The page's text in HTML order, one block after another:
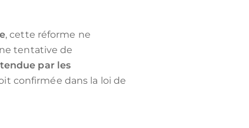
, cette réforme ne
tentative de
par les
confirmée dans la loi de